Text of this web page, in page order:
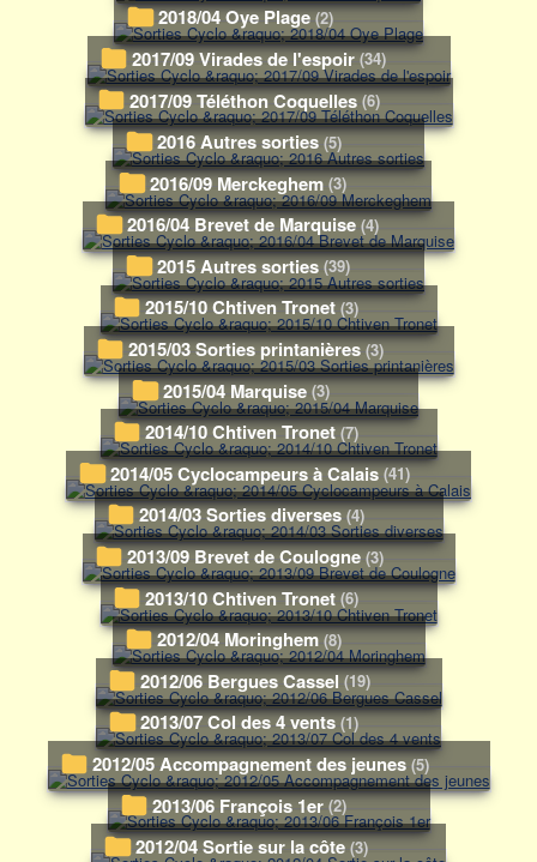
2018/04 Oye Plage (2)
2017/09 Virades de l'espoir (34)
2017/09 Téléthon Coquelles (6)
2016 Autres sorties (5)
2016/09 Merckeghem (3)
2016/04 Brevet de Marquise (4)
2015 Autres sorties (39)
2015/10 Chtiven Tronet (3)
2015/03 Sorties printanières (3)
2015/04 Marquise (3)
2014/10 Chtiven Tronet (7)
2014/05 Cyclocampeurs à Calais (41)
2014/03 Sorties diverses (4)
2013/09 Brevet de Coulogne (3)
2013/10 Chtiven Tronet (6)
2012/04 Moringhem (8)
2012/06 Bergues Cassel (19)
2013/07 Col des 4 vents (1)
2012/05 Accompagnement des jeunes (5)
2013/06 François 1er (2)
2012/04 Sortie sur la côte (3)